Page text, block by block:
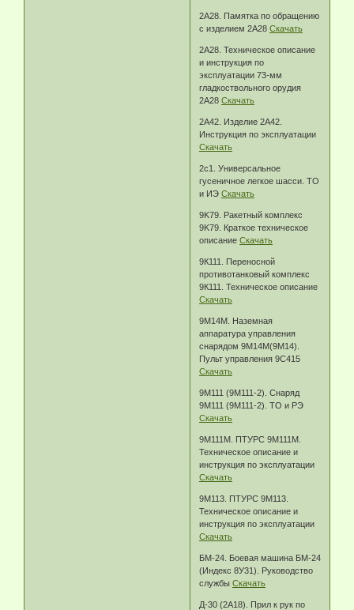
2А28. Памятка по обращению
с изделием 2А28Скачать
2А28. Техническое описание
и инструкция по
эксплуатации 73-мм
гладкоствольного орудия
2А28Скачать
2А42. Изделие 2А42.
Инструкция по эксплуатации
Скачать
2c1. Универсальное
гусеничное легкое шасси. ТО
и ИЭСкачать
9K79. Pакетный комплекс
9K79. Краткое техническое
описаниеСкачать
9К111. Переносной
противотанковый комплекс
9К111. Техническое описание
Скачать
9М14М. Наземная
аппаратура управления
снарядом 9М14М(9М14).
Пульт управления 9С415
Скачать
9М111 (9М111-2). Снаряд
9М111 (9М111-2). ТО и РЭ
Скачать
9М111М. ПТУРС 9М111М.
Техническое описание и
инструкция по эксплуатации
Скачать
9М113. ПТУРС 9М113.
Техническое описание и
инструкция по эксплуатации
Скачать
БМ-24. Боевая машина БМ-24
(Индекс 8У31). Руководство
службыСкачать
Д-30 (2А18). Прил к рук по